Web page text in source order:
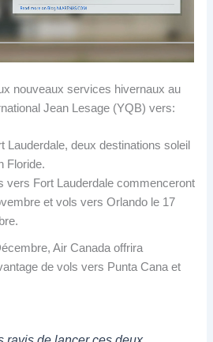
nouveaux services hivernaux au
Jean Lesage (YQB) vers:
Lauderdale, deux destinations soleil
Floride.
vers Fort Lauderdale commenceront
et vols vers Orlando le 17
Air Canada offrira
de vols vers Punta Cana et